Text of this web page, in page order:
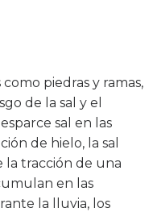
piedras y ramas,
de la sal y el
sal en las
de hielo, la sal
tracción de una
en las
la lluvia, los